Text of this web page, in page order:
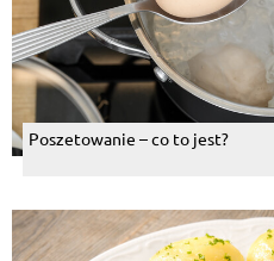
Poszetowanie – co to jest?